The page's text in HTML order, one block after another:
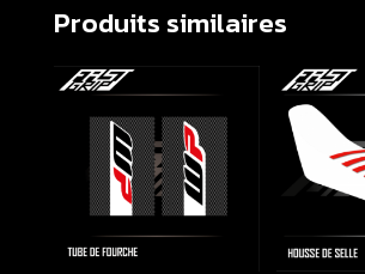
Produits similaires